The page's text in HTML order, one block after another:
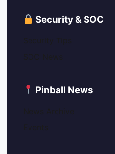
Security & SOC
Pinball News